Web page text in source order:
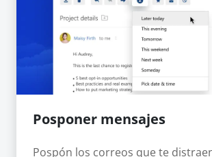
Posponer mensajes
Pospón los correos que te